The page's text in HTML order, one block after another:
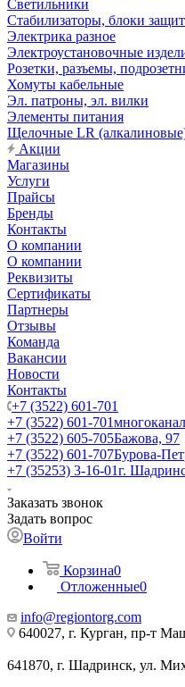
Светильники
Стабилизаторы, блоки
Электрика разное
Электроустановочные
Розетки, разъемы,
Хомуты кабельные
Эл. патроны, эл. вилки
Элементы питания
Щелочные LR
Акции
Магазины
Услуги
Прайсы
Бренды
Контакты
О компании
О компании
Реквизиты
Сертификаты
Партнеры
Отзывы
Команда
Вакансии
Новости
Контакты
+7 (3522) 601-701
+7 (3522) 601-701
+7 (3522) 605-705Бажова, 97
+7 (3522) 601-707Бурова-
+7 (35253) 3-16-01г.
Заказать звонок
Задать вопрос
Войти
Корзина0
Отложенные0
info@regiontorg.com
640027, г. Курган, пр-т
641870, г. Шадринск, ул.